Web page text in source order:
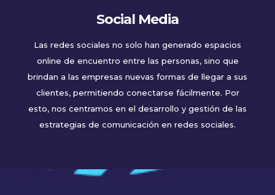
Social Media
Las redes sociales no solo han generado espacios
online de encuentro entre las personas, sino que
brindan a las empresas nuevas formas de llegar a sus
clientes, permitiendo conectarse fácilmente. Por
esto, nos centramos en el desarrollo y gestión de las
estrategias de comunicación en redes sociales.